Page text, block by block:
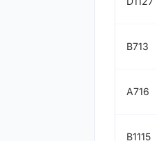
B713
A716
B1115